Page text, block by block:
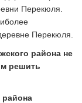
Перекюля.
Перекюля.
района не
решить
района